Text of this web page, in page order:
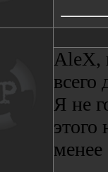
AleX,
всего
Я не
менее